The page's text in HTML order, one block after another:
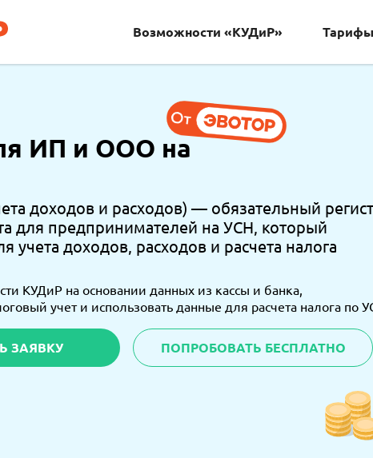
Возможности «КУДиР» Тарифы
ИП и ООО на
КУДиР на основании данных из кассы и банка,
учет и использовать данные для расчета налога по
ЗАЯВКУ
доходов и расходов) — обязательный
для предпринимателей на УСН, который
учета доходов, расходов и расчета налога
ПОПРОБОВАТЬ БЕСПЛАТНО